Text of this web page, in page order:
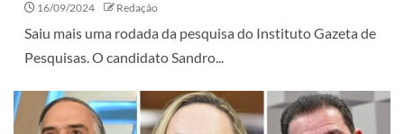
16/09/2024 Redação
Saiu mais uma rodada da pesquisa do Instituto Gazeta de
Pesquisas. O candidato Sandro...